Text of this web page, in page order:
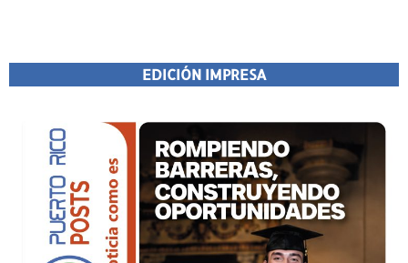
EDICIÓN IMPRESA